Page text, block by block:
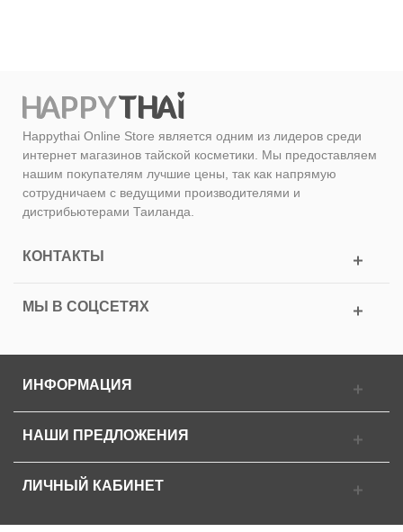
Happythai Online Store является одним из лидеров среди
интернет магазинов тайской косметики. Мы предоставляем
нашим покупателям лучшие цены, так как напрямую
сотрудничаем с ведущими производителями и
дистрибьютерами Таиланда.
КОНТАКТЫ
МЫ В СОЦСЕТЯХ
ИНФОРМАЦИЯ
НАШИ ПРЕДЛОЖЕНИЯ
ЛИЧНЫЙ КАБИНЕТ